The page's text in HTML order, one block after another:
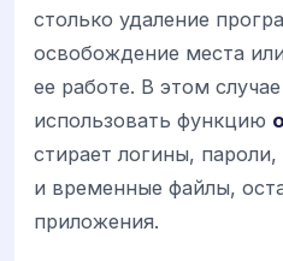
столько удаление
освобождение места
ее работе. В этом
использовать функцию
стирает логины,
и временные файлы,
приложения.